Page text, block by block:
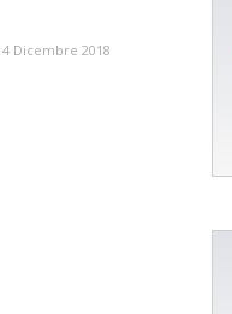
4 Dicembre 2018